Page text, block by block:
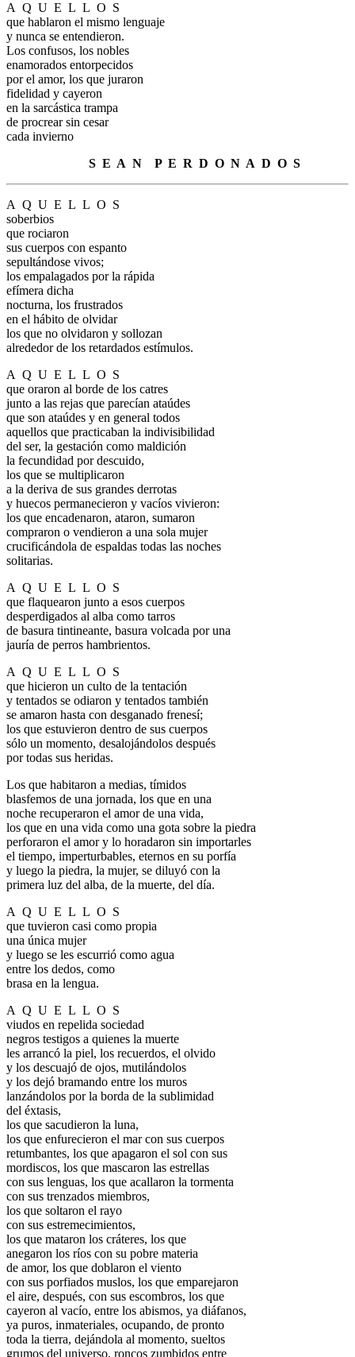
A Q U E L L O S
que hablaron el mismo lenguaje
y nunca se entendieron.
Los confusos, los nobles
enamorados entorpecidos
por el amor, los que juraron
fidelidad y cayeron
en la sarcástica trampa
de procrear sin cesar
cada invierno
S E A N P. E R D O N A D O S
A Q U E L L O S
soberbios
que rociaron
sus cuerpos con espanto
sepultándose vivos;
los empalagados por la rápida
efímera dicha
nocturna, los frustrados
en el hábito de olvidar
los que no olvidaron y sollozan
alrededor de los retardados estímulos.
A Q U E L L O S
que oraron al borde de los catres
junto a las rejas que parecían ataúdes
que son ataúdes y en general todos
aquellos que practicaban la indivisibilidad
del ser, la gestación como maldición
la fecundidad por descuido,
los que se multiplicaron
a la deriva de sus grandes derrotas
y huecos permanecieron y vacíos vivieron:
los que encadenaron, ataron, sumaron
compraron o vendieron a una sola mujer
crucificándola de espaldas todas las noches
solitarias.
A Q U E L L O S
que flaquearon junto a esos cuerpos
desperdigados al alba como tarros
de basura tintineante, basura volcada por una
jauría de perros hambrientos.
A Q U E L L O S
que hicieron un culto de la tentación
y tentados se odiaron y tentados también
se amaron hasta con desganado frenesí;
los que estuvieron dentro de sus cuerpos
sólo un momento, desalojándolos después
por todas sus heridas.
Los que habitaron a medias, tímidos
blasfemos de una jornada, los que en una
noche recuperaron el amor de una vida,
los que en una vida como una gota sobre la piedra
perforaron el amor y lo horadaron sin importarles
el tiempo, imperturbables, eternos en su porfía
y luego la piedra, la mujer, se diluyó con la
primera luz del alba, de la muerte, del día.
A Q U E L L O S
que tuvieron casi como propia
una única mujer
y luego se les escurrió como agua
entre los dedos, como
brasa en la lengua.
A Q U E L L O S
viudos en repelida sociedad
negros testigos a quienes la muerte
les arrancó la piel, los recuerdos, el olvido
y los descuajó de ojos, mutilándolos
y los dejó bramando entre los muros
lanzándolos por la borda de la sublimidad
del éxtasis,
los que sacudieron la luna,
los que enfurecieron el mar con sus cuerpos
retumbantes, los que apagaron el sol con sus
mordiscos, los que mascaron las estrellas
con sus lenguas, los que acallaron la tormenta
con sus trenzados miembros,
los que soltaron el rayo
con sus estremecimientos,
los que mataron los cráteres, los que
anegaron los ríos con su pobre materia
de amor, los que doblaron el viento
con sus porfiados muslos, los que emparejaron
el aire, después, con sus escombros, los que
cayeron al vacío, entre los abismos, ya diáfanos,
ya puros, inmateriales, ocupando, de pronto
toda la tierra, dejándola al momento, sueltos
grumos del universo, roncos zumbidos entre